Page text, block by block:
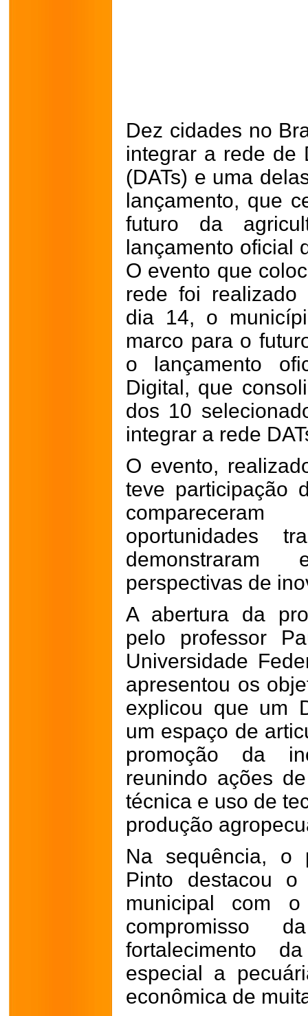
Dez cidades no
integrar a rede de
(DATs) e uma
lançamento, que
futuro da
lançamento oficial
O evento que
rede foi
dia 14, o
marco para o
o lançamento
Digital, que
dos 10
integrar a rede
O evento,
teve participação
oportunidades
perspectivas de
A abertura da
pelo professor
Universidade
apresentou os
explicou que um
um espaço de
promoção da
reunindo ações
técnica e uso de
produção
Na sequência, o
Pinto destacou o
municipal com
compromisso
fortalecimento
especial a
econômica de